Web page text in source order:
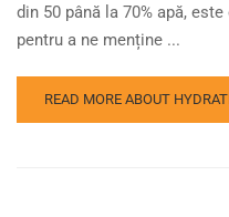
din 50 până la 70% apă,
pentru a ne menține ...
READ MORE ABOUT